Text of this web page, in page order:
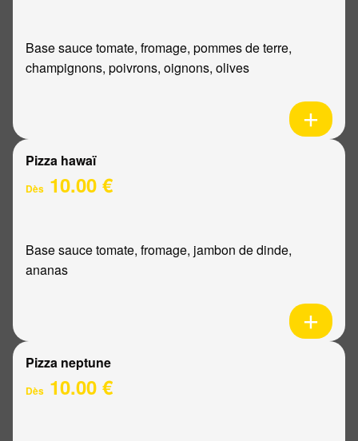
Base sauce tomate, fromage, pommes de terre,
champignons, poivrons, oignons, olives
Pizza hawaï
Dès 10.00 €
Base sauce tomate, fromage, jambon de dinde,
ananas
Pizza neptune
Dès 10.00 €